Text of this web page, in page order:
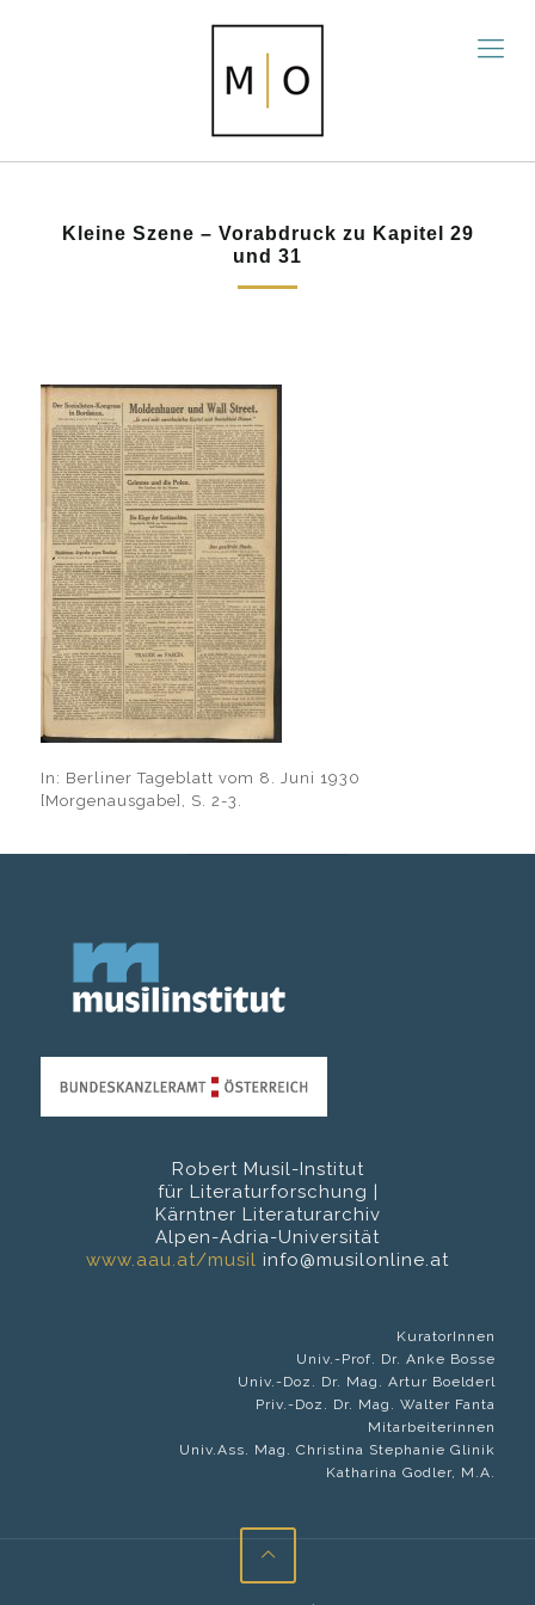
Kleine Szene – Vorabdruck zu Kapitel 29
und 31
In: Berliner Tageblatt vom 8. Juni 1930
[Morgenausgabe], S. 2-3.
Robert Musil-Institut
für Literaturforschung |
Kärntner Literaturarchiv
Alpen-Adria-Universität
www.aau.at/musil info@musilonline.at
KuratorInnen
Univ.-Prof. Dr. Anke Bosse
Univ.-Doz. Dr. Mag. Artur Boelderl
Priv.-Doz. Dr. Mag. Walter Fanta
Mitarbeiterinnen
Univ.Ass. Mag. Christina Stephanie Glinik
Katharina Godler, M.A.